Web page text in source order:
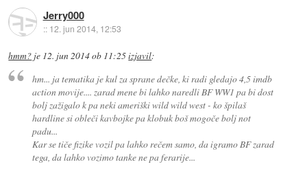
Jerry000
:: 12. jun 2014, 12:53
hmm? je 12. jun 2014 ob 11:25izjavil:
hm... ja tematika je kul za sprane dečke, ki radi gledajo 4,5 imdb
action movije.... zarad mene bi lahko naredli BF WW1 pa bi dost
bolj zažigalo k pa neki ameriški wild wild west - ko špilaš
hardline si obleči kavbojke pa klobuk boš mogoče bolj not
padu...
Kar se tiče fizike vozil pa lahko rečem samo, da igramo BF zarad
tega, da lahko vozimo tanke ne pa ferarije...